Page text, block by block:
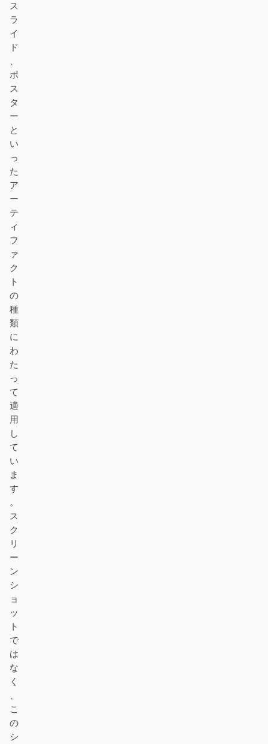
ス
ラ
イ
ド
、
ポ
ス
タ
ー
と
い
っ
た
ア
ー
テ
ィ
フ
ァ
ク
ト
の
種
類
に
わ
た
っ
て
適
用
し
て
い
ま
す
。
ス
ク
リ
ー
ン
シ
ョ
ッ
ト
で
は
な
く
、
こ
の
シ